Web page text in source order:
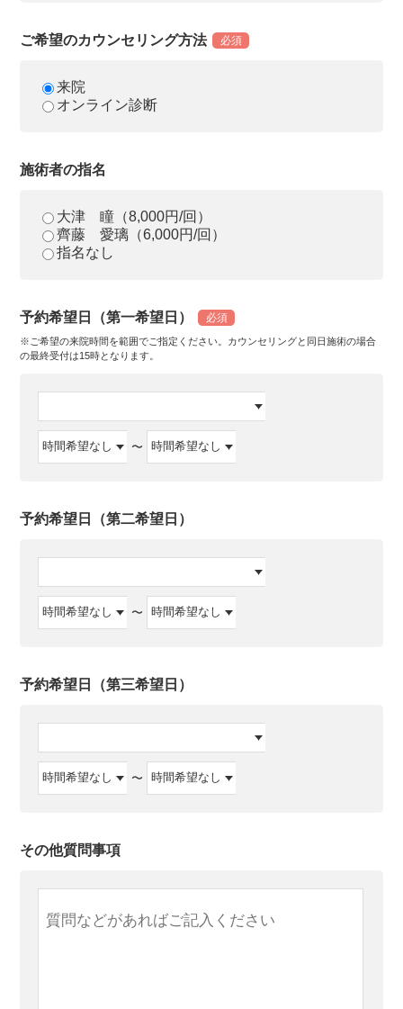
ご希望のカウンセリング方法 必須
来院
オンライン診断
施術者の指名
大津 瞳（8,000円/回）
齊藤 愛璃（6,000円/回）
指名なし
予約希望日（第一希望日） 必須
※ご希望の来院時間を範囲でご指定ください。カウンセリングと同日施術の場合
の最終受付は15時となります。
〜
予約希望日（第二希望日）
〜
予約希望日（第三希望日）
〜
その他質問事項